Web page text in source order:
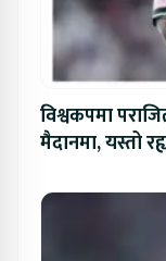
विश्वकपमा
मैदानमा, यस्तो